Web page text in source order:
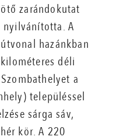
zarándokutat
A
hazánkban
déli
a
településsel
sárga sáv,
kör. A 220